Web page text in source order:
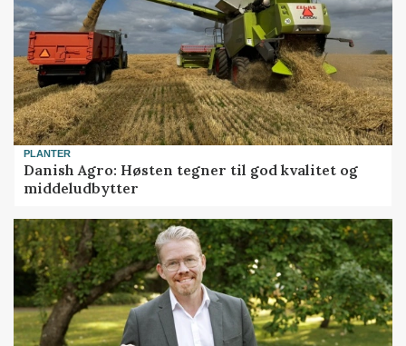
PLANTER
Danish Agro: Høsten tegner til god kvalitet og
middeludbytter